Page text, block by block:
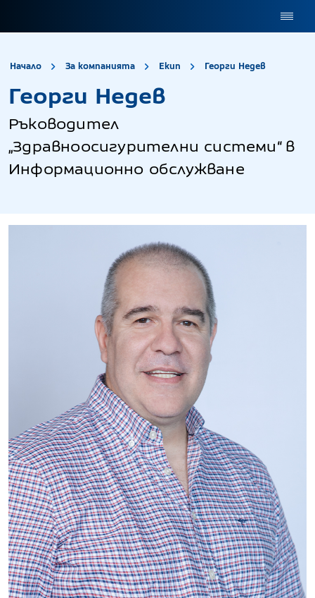
Начало За компанията Екип Георги Недев
Георги Недев
Ръководител
„Здравноосигурителни системи“ в
Информационно обслужване